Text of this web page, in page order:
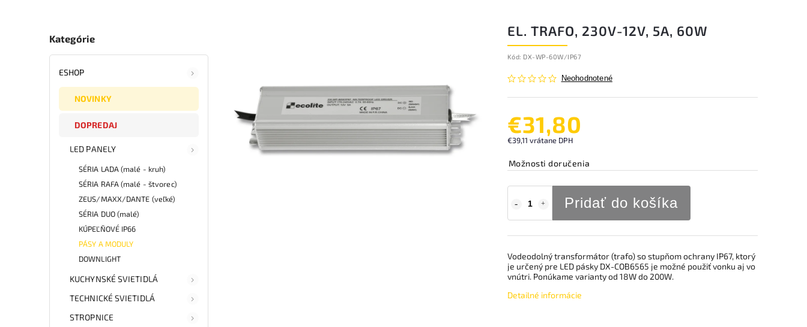
Kategórie
ESHOP
NOVINKY
DOPREDAJ
LED PANELY
SÉRIA LADA (malé - kruh)
SÉRIA RAFA (malé - štvorec)
ZEUS/MAXX/DANTE (veľké)
SÉRIA DUO (malé)
KÚPEĽŇOVÉ IP66
PÁSY A MODULY
DOWNLIGHT
KUCHYNSKÉ SVIETIDLÁ
TECHNICKÉ SVIETIDLÁ
STROPNICE
EL. TRAFO, 230V-12V, 5A, 60W
Kód: DX-WP-60W/IP67
Neohodnotené
€31,80
€39,11 vrátane DPH
Možnosti doručenia
Pridať do košíka
Vodeodolný transformátor (trafo) so stupňom ochrany IP67, ktorý
je určený pre LED pásky DX-COB6565 je možné použiť vonku aj vo
vnútri. Ponúkame varianty od 18W do 200W.
Detailné informácie